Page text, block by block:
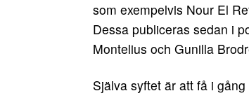
som exempelvis Nour El
Dessa publiceras sedan i
Montelius och Gunilla
Själva syftet är att få i